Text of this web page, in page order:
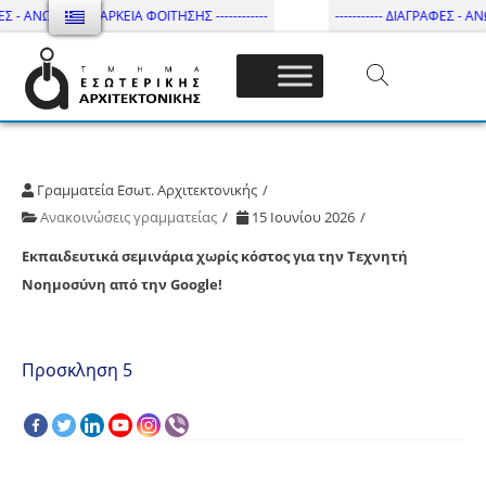
- ΑΝΩΤΑΤΗ ΔΙΑΡΚΕΙΑ ΦΟΙΤΗΣΗΣ ------------ ----------- ΔΙΑΓΡΑΦΕΣ -
Τμήμα Εσωτ. Αρχιτεκτονικής – ΔΙ.ΠΑ.Ε
Γραμματεία Εσωτ. Αρχιτεκτονικής
Ανακοινώσεις γραμματείας
15 Ιουνίου 2026
Εκπαιδευτικά σεμινάρια χωρίς κόστος για την Τεχνητή
Νοημοσύνη από την Google!
Προσκληση 5